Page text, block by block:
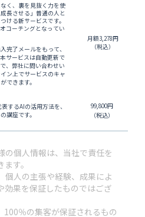
なく、裏を見抜く力を使
長させる」普通の人と
ける新サービスです。
コーチングとなってい
月額3,278円
（税込）
完了メールをもって、
サービスは自動更新で
、弊社に問い合わせい
ン上でサービスのキャ
できます。
するAIの活用方法を、
講座です。
99,800円
（税込）
個人情報は、当社で責任を
す。
人の主張や経験、成果によ
効果を保証したものではござ
％の集客が保証されるもの